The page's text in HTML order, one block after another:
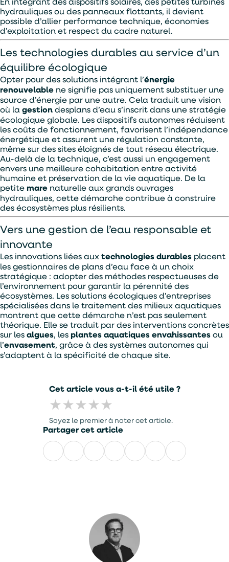
hydrauliques ou des panneaux flottants, il devient
possible d’allier performance technique, économies
d’exploitation et respect du cadre naturel.
Les technologies durables au service d’un
équilibre écologique
Opter pour des solutions intégrant l’énergie
renouvelable ne signifie pas uniquement substituer une
source d’énergie par une autre. Cela traduit une vision
où la gestiondesplans d’eau s’inscrit dans une stratégie
écologique globale. Les dispositifs autonomes réduisent
les coûts de fonctionnement, favorisent l’indépendance
énergétique et assurent une régulation constante,
même sur des sites éloignés de tout réseau électrique.
Au-delà de la technique, c’est aussi un engagement
envers une meilleure cohabitation entre activité
humaine et préservation de la vie aquatique. De la
petite mare naturelle aux grands ouvrages
hydrauliques, cette démarche contribue à construire
des écosystèmes plus résilients.
Vers une gestion de l’eau responsable et
innovante
Les innovations liées auxtechnologies durables placent
les gestionnaires de plans d’eau face à un choix
stratégique : adopter des méthodes respectueuses de
l’environnement pour garantir la pérennité des
écosystèmes. Les solutions écologiques d’entreprises
spécialisées dans le traitement des milieux aquatiques
montrent que cette démarche n’est pas seulement
théorique. Elle se traduit par des interventions concrètes
sur lesalgues, les plantes aquatiques envahissantesou
l’envasement, grâce à des systèmes autonomes qui
s’adaptent à la spécificité de chaque site.
Cet article vous a-t-il été utile ?
★★★★★
Soyez le premier à noter cet article.
Partager cet article
FacebookLinkedIn WhatsApp
E-